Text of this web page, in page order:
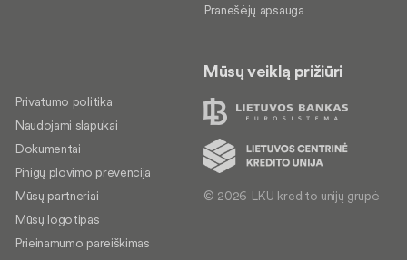
Pranešėjų apsauga
Privatumo politika
Naudojami slapukai
Dokumentai
Pinigų plovimo prevencija
Mūsų partneriai
Mūsų logotipas
Prieinamumo pareiškimas
Mūsų veiklą prižiūri
© 2026 LKU kredito unijų grupė